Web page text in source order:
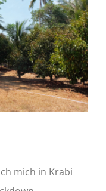
mich in Krabi